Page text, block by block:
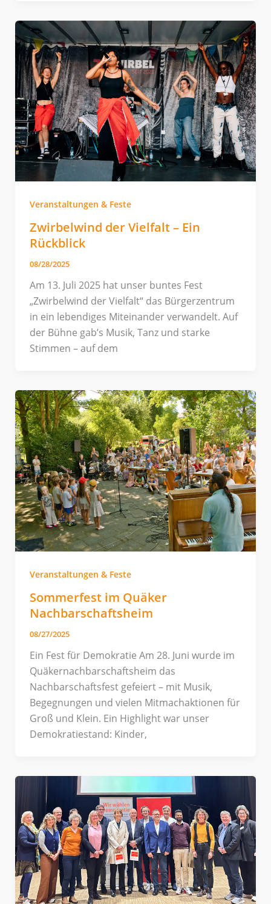
Veranstaltungen & Feste
Zwirbelwind der Vielfalt – Ein
Rückblick
08/28/2025
Am 13. Juli 2025 hat unser buntes Fest
„Zwirbelwind der Vielfalt“ das Bürgerzentrum
in ein lebendiges Miteinander verwandelt. Auf
der Bühne gab’s Musik, Tanz und starke
Stimmen – auf dem
Veranstaltungen & Feste
Sommerfest im Quäker
Nachbarschaftsheim
08/27/2025
Ein Fest für Demokratie Am 28. Juni wurde im
Quäkernachbarschaftsheim das
Nachbarschaftsfest gefeiert – mit Musik,
Begegnungen und vielen Mitmachaktionen für
Groß und Klein. Ein Highlight war unser
Demokratiestand: Kinder,